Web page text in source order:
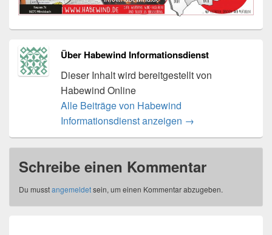
Über Habewind Informationsdienst
Dieser Inhalt wird bereitgestellt von
Habewind Online
Alle Beiträge von Habewind
Informationsdienst anzeigen →
Schreibe einen Kommentar
Du musstangemeldetsein, um einen Kommentar abzugeben.